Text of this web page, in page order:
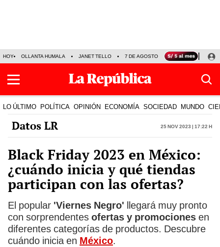
HOY OLLANTA HUMALA JANET TELLO 7 DE AGOSTO TINKA RESULTADOS
LO ÚLTIMO POLÍTICA OPINIÓN ECONOMÍA SOCIEDAD MUNDO
Datos LR 25 Nov 2023 | 17:22 h
Black Friday 2023 en México:
¿cuándo inicia y qué tiendas
participan con las ofertas?
El popular 'Viernes Negro' llegará muy pronto
con sorprendentes ofertas y promociones en
diferentes categorías de productos. Descubre
cuándo inicia en México.